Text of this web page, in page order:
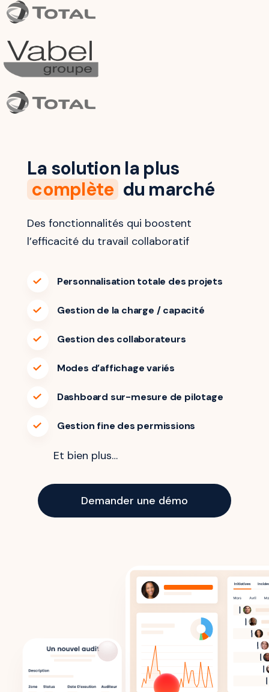
La solution la plus
complète du marché
Des fonctionnalités qui boostent
l’efficacité du travail collaboratif
Personnalisation totale des projets
Gestion de la charge / capacité
Gestion des collaborateurs
Modes d’affichage variés
Dashboard sur-mesure de pilotage
Gestion fine des permissions
Et bien plus…
Demander une démo